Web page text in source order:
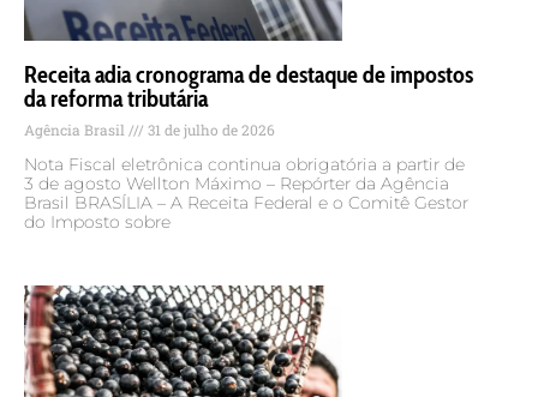
Receita adia cronograma de destaque de impostos
da reforma tributária
Agência Brasil 31 de julho de 2026
Nota Fiscal eletrônica continua obrigatória a partir de
3 de agosto Wellton Máximo – Repórter da Agência
Brasil BRASÍLIA – A Receita Federal e o Comitê Gestor
do Imposto sobre